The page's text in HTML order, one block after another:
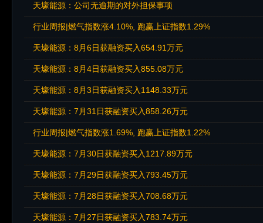
天壕能源：公司无逾期的对外担保事项
行业周报|燃气指数涨4.10%, 跑赢上证指数1.29%
天壕能源：8月6日获融资买入654.91万元
天壕能源：8月4日获融资买入855.08万元
天壕能源：8月3日获融资买入1148.33万元
天壕能源：7月31日获融资买入858.26万元
行业周报|燃气指数涨1.69%, 跑赢上证指数1.22%
天壕能源：7月30日获融资买入1217.89万元
天壕能源：7月29日获融资买入793.45万元
天壕能源：7月28日获融资买入708.68万元
天壕能源：7月27日获融资买入783.74万元